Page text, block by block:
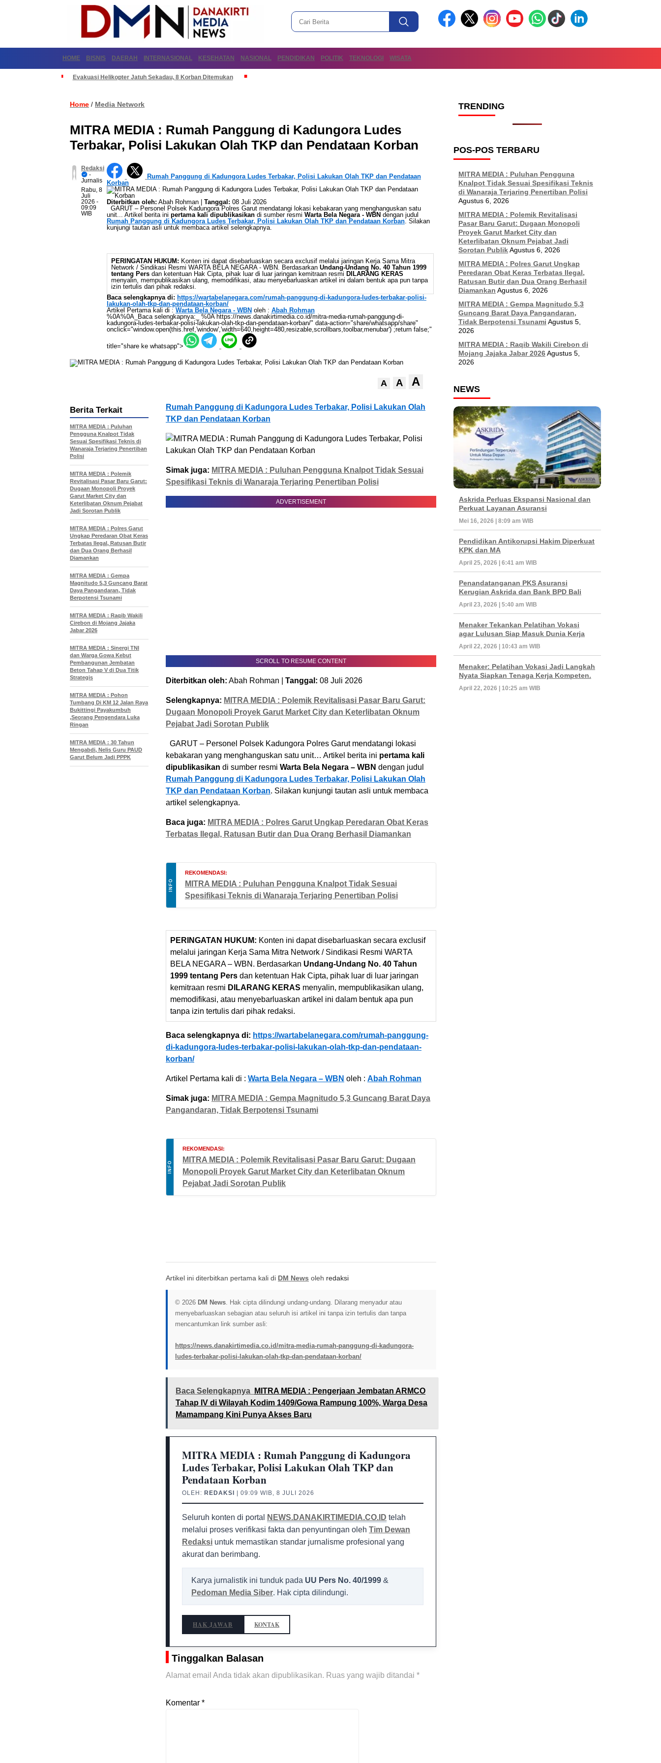
HOME BISNIS DAERAH INTERNASIONAL KESEHATAN NASIONAL PENDIDIKAN POLITIK TEKNOLOGI WISATA
Evakuasi Helikopter Jatuh Sekadau, 8 Korban Ditemukan
Home / Media Network
MITRA MEDIA : Rumah Panggung di Kadungora Ludes
Terbakar, Polisi Lakukan Olah TKP dan Pendataan Korban
Redaksi
-
Jurnalis
Rabu, 8
Juli
2026 -
09:09
WIB
Rumah Panggung di Kadungora Ludes Terbakar, Polisi Lakukan Olah TKP dan Pendataan
Korban
Diterbitkan oleh: Abah Rohman | Tanggal: 08 Juli 2026
GARUT – Personel Polsek Kadungora Polres Garut mendatangi lokasi kebakaran yang menghanguskan satu
unit... Artikel berita ini pertama kali dipublikasikandi sumber resmi Warta Bela Negara - WBN dengan judul
Rumah Panggung di Kadungora Ludes Terbakar, Polisi Lakukan Olah TKP dan Pendataan Korban. Silakan
kunjungi tautan asli untuk membaca artikel selengkapnya.
PERINGATAN HUKUM: Konten ini dapat disebarluaskan secara exclusif melalui jaringan Kerja Sama Mitra
Network / Sindikasi Resmi WARTA BELA NEGARA - WBN. Berdasarkan Undang-Undang No. 40 Tahun 1999
tentang Persdan ketentuan Hak Cipta, pihak luar di luar jaringan kemitraan resmi DILARANG KERAS
menyalin, mempublikasikan ulang, memodifikasi, atau menyebarluaskan artikel ini dalam bentuk apa pun tanpa
izin tertulis dari pihak redaksi.
Baca selengkapnya di: https://wartabelanegara.com/rumah-panggung-di-kadungora-ludes-terbakar-polisi-
lakukan-olah-tkp-dan-pendataan-korban/
Artikel Pertama kali di : Warta Bela Negara - WBN oleh : Abah Rohman
%0A%0A_Baca selengkapnya:_ %0A https://news.danakirtimedia.co.id/mitra-media-rumah-panggung-di-
kadungora-ludes-terbakar-polisi-lakukan-olah-tkp-dan-pendataan-korban/" data-action="share/whatsapp/share"
onclick="window.open(this.href,'window','width=640,height=480,resizable,scrollbars,toolbar,menubar') ;return false;"
title="share ke whatsapp">
A A A
Rumah Panggung di Kadungora Ludes Terbakar, Polisi Lakukan Olah
TKP dan Pendataan Korban
Simak juga: MITRA MEDIA : Puluhan Pengguna Knalpot Tidak Sesuai
Spesifikasi Teknis di Wanaraja Terjaring Penertiban Polisi
ADVERTISEMENT
SCROLL TO RESUME CONTENT
Diterbitkan oleh: Abah Rohman | Tanggal: 08 Juli 2026
Selengkapnya: MITRA MEDIA : Polemik Revitalisasi Pasar Baru Garut:
Dugaan Monopoli Proyek Garut Market City dan Keterlibatan Oknum
Pejabat Jadi Sorotan Publik
GARUT – Personel Polsek Kadungora Polres Garut mendatangi lokasi
kebakaran yang menghanguskan satu unit… Artikel berita ini pertama kali
dipublikasikan di sumber resmi Warta Bela Negara – WBN dengan judul
Rumah Panggung di Kadungora Ludes Terbakar, Polisi Lakukan Olah
TKP dan Pendataan Korban. Silakan kunjungi tautan asli untuk membaca
artikel selengkapnya.
Baca juga: MITRA MEDIA : Polres Garut Ungkap Peredaran Obat Keras
Terbatas Ilegal, Ratusan Butir dan Dua Orang Berhasil Diamankan
INFO
REKOMENDASI:
MITRA MEDIA : Puluhan Pengguna Knalpot Tidak Sesuai
Spesifikasi Teknis di Wanaraja Terjaring Penertiban Polisi
PERINGATAN HUKUM: Konten ini dapat disebarluaskan secara exclusif
melalui jaringan Kerja Sama Mitra Network / Sindikasi Resmi WARTA
BELA NEGARA – WBN. Berdasarkan Undang-Undang No. 40 Tahun
1999 tentang Pers dan ketentuan Hak Cipta, pihak luar di luar jaringan
kemitraan resmi DILARANG KERAS menyalin, mempublikasikan ulang,
memodifikasi, atau menyebarluaskan artikel ini dalam bentuk apa pun
tanpa izin tertulis dari pihak redaksi.
Baca selengkapnya di: https://wartabelanegara.com/rumah-panggung-
di-kadungora-ludes-terbakar-polisi-lakukan-olah-tkp-dan-pendataan-
korban/
Artikel Pertama kali di : Warta Bela Negara – WBN oleh : Abah Rohman
Simak juga: MITRA MEDIA : Gempa Magnitudo 5,3 Guncang Barat Daya
Pangandaran, Tidak Berpotensi Tsunami
INFO
REKOMENDASI:
MITRA MEDIA : Polemik Revitalisasi Pasar Baru Garut: Dugaan
Monopoli Proyek Garut Market City dan Keterlibatan Oknum
Pejabat Jadi Sorotan Publik
Artikel ini diterbitkan pertama kali di DM News oleh redaksi
© 2026 DM News. Hak cipta dilindungi undang-undang. Dilarang menyadur atau
menyebarluaskan sebagian atau seluruh isi artikel ini tanpa izin tertulis dan tanpa
mencantumkan link sumber asli:
https://news.danakirtimedia.co.id/mitra-media-rumah-panggung-di-kadungora-
ludes-terbakar-polisi-lakukan-olah-tkp-dan-pendataan-korban/
Baca Selengkapnya
MITRA MEDIA : Pengerjaan Jembatan ARMCO
Tahap IV di Wilayah Kodim 1409/Gowa Rampung 100%, Warga Desa
Mamampang Kini Punya Akses Baru
MITRA MEDIA : Rumah Panggung di Kadungora
Ludes Terbakar, Polisi Lakukan Olah TKP dan
Pendataan Korban
OLEH: REDAKSI | 09:09 WIB, 8 JULI 2026
Seluruh konten di portal NEWS.DANAKIRTIMEDIA.CO.ID telah
melalui proses verifikasi fakta dan penyuntingan oleh Tim Dewan
Redaksi untuk memastikan standar jurnalisme profesional yang
akurat dan berimbang.
Karya jurnalistik ini tunduk pada UU Pers No. 40/1999 &
Pedoman Media Siber. Hak cipta dilindungi.
HAK JAWAB KONTAK
Tinggalkan Balasan
Alamat email Anda tidak akan dipublikasikan. Ruas yang wajib ditandai *
Komentar *
Berita Terkait
MITRA MEDIA : Puluhan
Pengguna Knalpot Tidak
Sesuai Spesifikasi Teknis di
Wanaraja Terjaring Penertiban
Polisi
MITRA MEDIA : Polemik
Revitalisasi Pasar Baru Garut:
Dugaan Monopoli Proyek
Garut Market City dan
Keterlibatan Oknum Pejabat
Jadi Sorotan Publik
MITRA MEDIA : Polres Garut
Ungkap Peredaran Obat Keras
Terbatas Ilegal, Ratusan Butir
dan Dua Orang Berhasil
Diamankan
MITRA MEDIA : Gempa
Magnitudo 5,3 Guncang Barat
Daya Pangandaran, Tidak
Berpotensi Tsunami
MITRA MEDIA : Raqib Wakili
Cirebon di Mojang Jajaka
Jabar 2026
MITRA MEDIA : Sinergi TNI
dan Warga Gowa Kebut
Pembangunan Jembatan
Beton Tahap V di Dua Titik
Strategis
MITRA MEDIA : Pohon
Tumbang Di KM 12 Jalan Raya
Bukittingi Payakumbuh
,Seorang Pengendara Luka
Ringan
MITRA MEDIA : 30 Tahun
Mengabdi, Nelis Guru PAUD
Garut Belum Jadi PPPK
TRENDING
POS-POS TERBARU
MITRA MEDIA : Puluhan Pengguna
Knalpot Tidak Sesuai Spesifikasi Teknis
di Wanaraja Terjaring Penertiban Polisi
Agustus 6, 2026
MITRA MEDIA : Polemik Revitalisasi
Pasar Baru Garut: Dugaan Monopoli
Proyek Garut Market City dan
Keterlibatan Oknum Pejabat Jadi
Sorotan PublikAgustus 6, 2026
MITRA MEDIA : Polres Garut Ungkap
Peredaran Obat Keras Terbatas Ilegal,
Ratusan Butir dan Dua Orang Berhasil
Diamankan Agustus 6, 2026
MITRA MEDIA : Gempa Magnitudo 5,3
Guncang Barat Daya Pangandaran,
Tidak Berpotensi Tsunami Agustus 5,
2026
MITRA MEDIA : Raqib Wakili Cirebon di
Mojang Jajaka Jabar 2026Agustus 5,
2026
NEWS
Askrida Perluas Ekspansi Nasional dan
Perkuat Layanan Asuransi
Mei 16, 2026 | 8:09 am WIB
Pendidikan Antikorupsi Hakim Diperkuat
KPK dan MA
April 25, 2026 | 6:41 am WIB
Penandatanganan PKS Asuransi
Kerugian Askrida dan Bank BPD Bali
April 23, 2026 | 5:40 am WIB
Menaker Tekankan Pelatihan Vokasi
agar Lulusan Siap Masuk Dunia Kerja
April 22, 2026 | 10:43 am WIB
Menaker: Pelatihan Vokasi Jadi Langkah
Nyata Siapkan Tenaga Kerja Kompeten.
April 22, 2026 | 10:25 am WIB